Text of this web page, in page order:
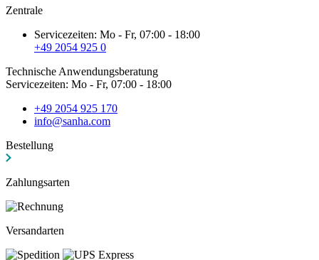
Zentrale
Servicezeiten: Mo - Fr, 07:00 - 18:00
+49 2054 925 0
Technische Anwendungsberatung
Servicezeiten: Mo - Fr, 07:00 - 18:00
+49 2054 925 170
info@sanha.com
Bestellung
Zahlungsarten
Versandarten